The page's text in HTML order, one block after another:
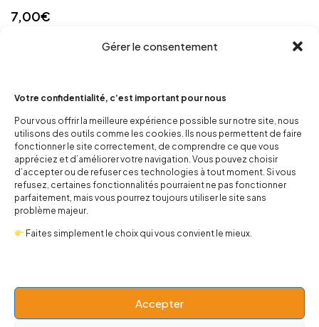
Gérer le consentement
Votre confidentialité, c’est important pour nous
Pour vous offrir la meilleure expérience possible sur notre site, nous
utilisons des outils comme les cookies. Ils nous permettent de faire
fonctionner le site correctement, de comprendre ce que vous
appréciez et d’améliorer votre navigation. Vous pouvez choisir
d’accepter ou de refuser ces technologies à tout moment. Si vous
refusez, certaines fonctionnalités pourraient ne pas fonctionner
parfaitement, mais vous pourrez toujours utiliser le site sans
problème majeur.
Faites simplement le choix qui vous convient le mieux.
Accepter
7,00€
Ajouter au panier
Un bavoir pour mettre des étoiles dans sa vie, à défaut de
paillettes.